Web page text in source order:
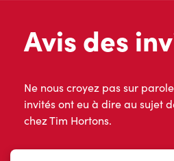
Avis des
Ne nous croyez pas sur
invités ont eu à dire au sujet
chez Tim Hortons.